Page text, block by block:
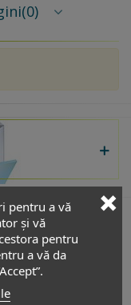
(0)
pentru a vă
și vă
pentru
a vă da